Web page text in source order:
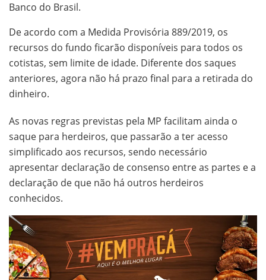
Banco do Brasil.
De acordo com a Medida Provisória 889/2019, os
recursos do fundo ficarão disponíveis para todos os
cotistas, sem limite de idade. Diferente dos saques
anteriores, agora não há prazo final para a retirada do
dinheiro.
As novas regras previstas pela MP facilitam ainda o
saque para herdeiros, que passarão a ter acesso
simplificado aos recursos, sendo necessário
apresentar declaração de consenso entre as partes e a
declaração de que não há outros herdeiros
conhecidos.